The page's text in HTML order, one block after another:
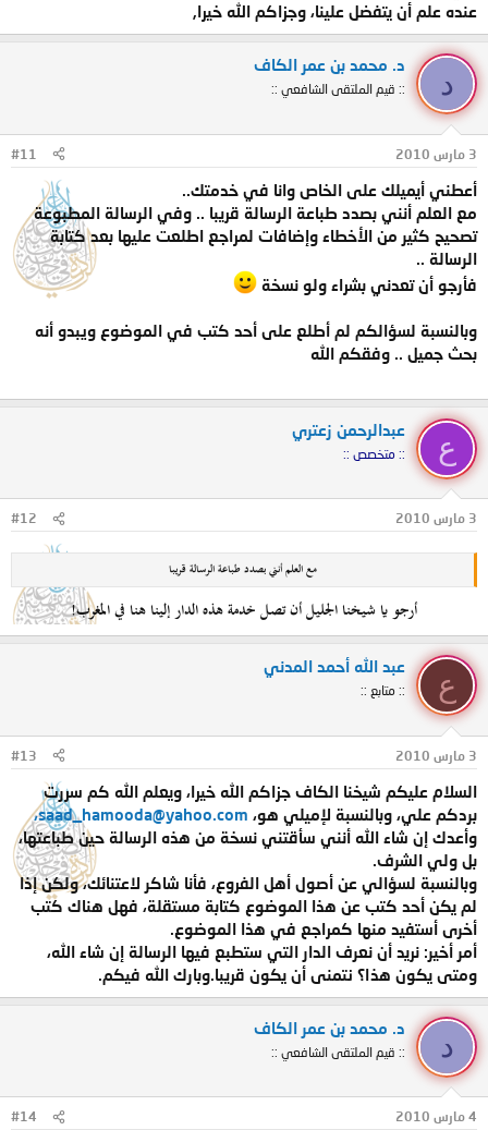
عنده علم أن يتفضل علينا، وجزاكم الله خيرا,
د
د. محمد بن عمر الكاف
:: قيم الملتقى الشافعي ::
3 مارس 2010 #11
أعطني أيميلك على الخاص وانا في خدمتك..
مع العلم أنني بصدد طباعة الرسالة قريبا .. وفي الرسالة المطبوعة
تصحيح كثير من الأخطاء وإضافات لمراجع اطلعت عليها بعد كتابة
الرسالة ..
فأرجو أن تعدني بشراء ولو نسخة
وبالنسبة لسؤالكم لم أطلع على أحد كتب في الموضوع ويبدو أنه
بحث جميل .. وفقكم الله
ع
عبدالرحمن زعتري
:: متخصص ::
3 مارس 2010 #12
مع العلم أنني بصدد طباعة الرسالة قريبا
أرجو يا شيخنا الجليل أن تصل خدمة هذه الدار إلينا هنا في المغرب!
ع
عبد الله أحمد المدني
:: متابع ::
3 مارس 2010 #13
السلام عليكم شيخنا الكاف جزاكم الله خيرا، ويعلم الله كم سررت
بردكم علي، وبالنسبة لإميلي هو، saad_hamooda@yahoo.com،
وأعدك إن شاء الله أنني سأقتني نسخة من هذه الرسالة حين طباعتها،
بل ولي الشرف.
وبالنسبة لسؤالي عن أصول أهل الفروع، فأنا شاكر لاعتنائك، ولكن إذا
لم يكن أحد كتب عن هذا الموضوع كتابة مستقلة، فهل هناك كتب
أخرى أستفيد منها كمراجع في هذا الموضوع.
أمر أخير: نريد أن نعرف الدار التي ستطبع فيها الرسالة إن شاء الله،
ومتى يكون هذا؟ نتمنى أن يكون قريبا.وبارك الله فيكم.
د
د. محمد بن عمر الكاف
:: قيم الملتقى الشافعي ::
4 مارس 2010 #14